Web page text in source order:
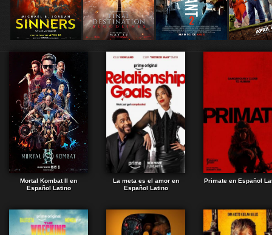
Mortal Kombat II en
Español Latino
La meta es el amor en
Español Latino
Primate en Español